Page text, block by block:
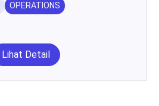
OPERATIONS
Lihat Detail